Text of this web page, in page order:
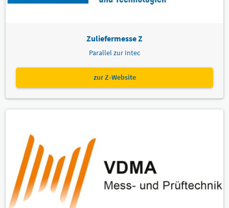
Zuliefermesse Z
Parallel zur Intec
zur Z-Website